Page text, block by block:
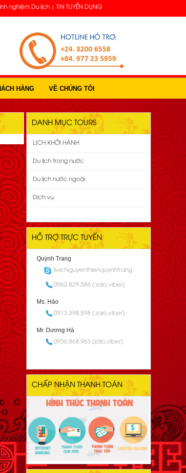
nghiệm Du lịch TIN TUYỂN DỤNG
HÀNG VỀ CHÚNG TÔI
DANH MỤC TOURS
LỊCH KHỞI HÀNH
Du lịch trong nước
Du lịch nước ngoài
Dịch vụ
HỖ TRỢ TRỰC TUYẾN
Quỳnh Trang
live:Nguyenthienquynhtrang
0962.829.586 ( zalo,viber)
Ms. Hảo
0913.398.598 ( zalo,viber)
Mr. Dương Hà
0936.868.963 (zalo,viber)
CHẤP NHẬN THANH TOÁN